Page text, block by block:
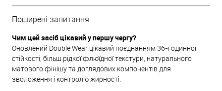
Поширені запитання
Чим цей засіб цікавий у першу чергу?
Оновлений Double Wear цікавий поєднанням 36-годинної
стійкості, більш рідкої флюїдної текстури, натурального
матового фінішу та доглядових компонентів для
зволоження і контролю жирності.